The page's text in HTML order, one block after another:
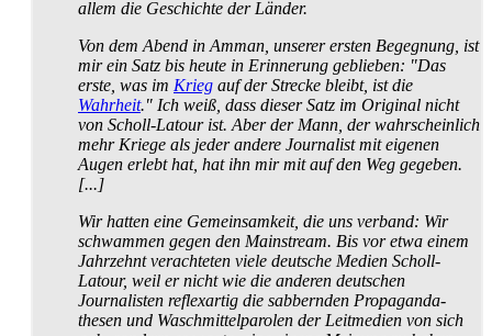
allem die Geschichte der Länder.
Von dem Abend in Amman, unserer ersten Begegnung, ist
mir ein Satz bis heute in Erinnerung geblieben: "Das
erste, was im Krieg auf der Strecke bleibt, ist die
Wahrheit." Ich weiß, dass dieser Satz im Original nicht
von Scholl-Latour ist. Aber der Mann, der wahrscheinlich
mehr Kriege als jeder andere Journalist mit eigenen
Augen erlebt hat, hat ihn mir mit auf den Weg gegeben.
[...]
Wir hatten eine Gemeinsamkeit, die uns verband: Wir
schwammen gegen den Mainstream. Bis vor etwa einem
Jahrzehnt verachteten viele deutsche Medien Scholl-
Latour, weil er nicht wie die anderen deutschen
Journalisten reflexartig die sabbernden Propaganda­
thesen und Wasch­mittel­parolen der Leitmedien von sich